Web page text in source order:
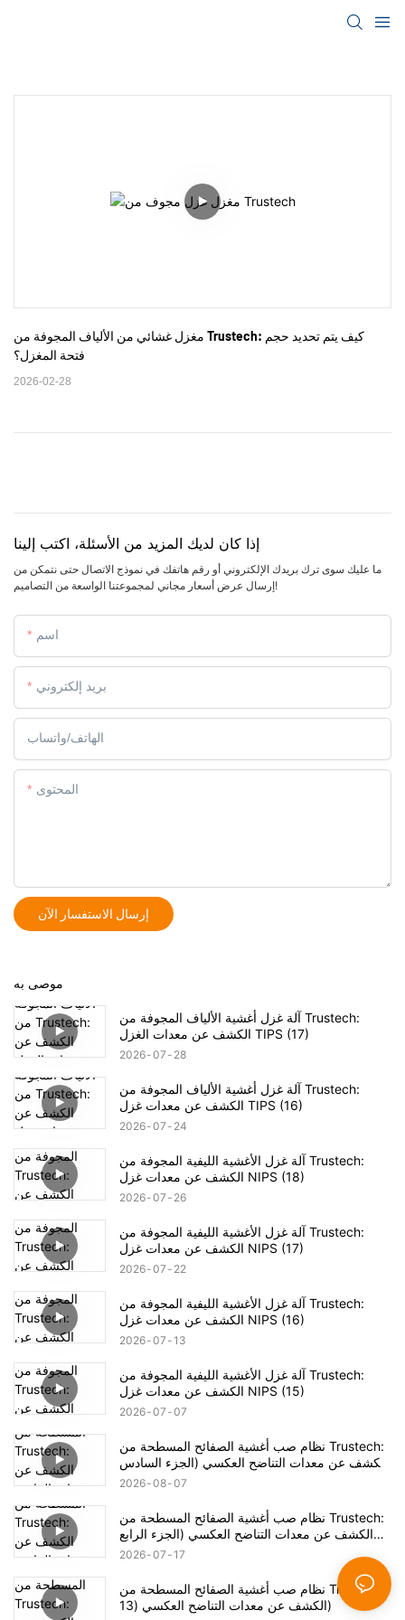
مغزل غشائي من الألياف المجوفة من Trustech: كيف يتم تحديد حجم
فتحة المغزل؟
2026-02-28
إذا كان لديك المزيد من الأسئلة، اكتب إلينا
ما عليك سوى ترك بريدك الإلكتروني أو رقم هاتفك في نموذج الاتصال حتى نتمكن من
إرسال عرض أسعار مجاني لمجموعتنا الواسعة من التصاميم!
اسم
بريد إلكتروني
الهاتف/واتساب
المحتوى
إرسال الاستفسار الآن
موصى به
آلة غزل أغشية الألياف المجوفة من Trustech:
الكشف عن معدات الغزل TIPS (17)
2026 07 28
آلة غزل أغشية الألياف المجوفة من Trustech:
الكشف عن معدات غزل TIPS (16)
2026 07 24
آلة غزل الأغشية الليفية المجوفة من Trustech:
الكشف عن معدات غزل NIPS (18)
2026 07 26
آلة غزل الأغشية الليفية المجوفة من Trustech:
الكشف عن معدات غزل NIPS (17)
2026 07 22
آلة غزل الأغشية الليفية المجوفة من Trustech:
الكشف عن معدات غزل NIPS (16)
2026 07 13
آلة غزل الأغشية الليفية المجوفة من Trustech:
الكشف عن معدات غزل NIPS (15)
2026 07 07
نظام صب أغشية الصفائح المسطحة من Trustech:
الكشف عن معدات التناضح العكسي (الجزء السادس
عشر)2026 08 07
نظام صب أغشية الصفائح المسطحة من Trustech:
الكشف عن معدات التناضح العكسي (الجزء الرابع
عشر)2026 07 17
نظام صب أغشية الصفائح المسطحة من Trustech:
الكشف عن معدات التناضح العكسي (13)